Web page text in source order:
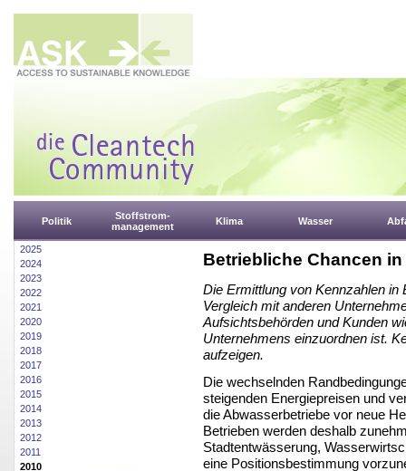
Politik
Stoffstrom-
management
Klima Wasser
2025
2024
2023
2022
2021
2020
2019
2018
2017
2016
2015
2014
2013
2012
2011
2010
Betriebliche Chancen
Die Ermittlung von Kennzahlen in
Vergleich mit anderen
Aufsichtsbehörden und Kunden
Unternehmens einzuordnen ist.
aufzeigen.
Die wechselnden
steigenden Energiepreisen und
die Abwasserbetriebe vor neue
Betrieben werden deshalb
Stadtentwässerung,
eine Positionsbestimmung